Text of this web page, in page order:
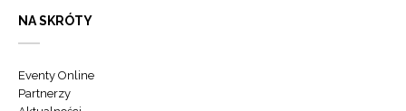
NA SKRÓTY
Eventy Online
Partnerzy